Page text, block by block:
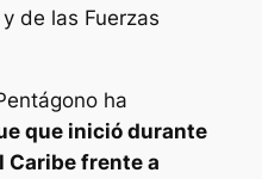
de las Fuerzas
ha
que inició durante
Caribe frente a